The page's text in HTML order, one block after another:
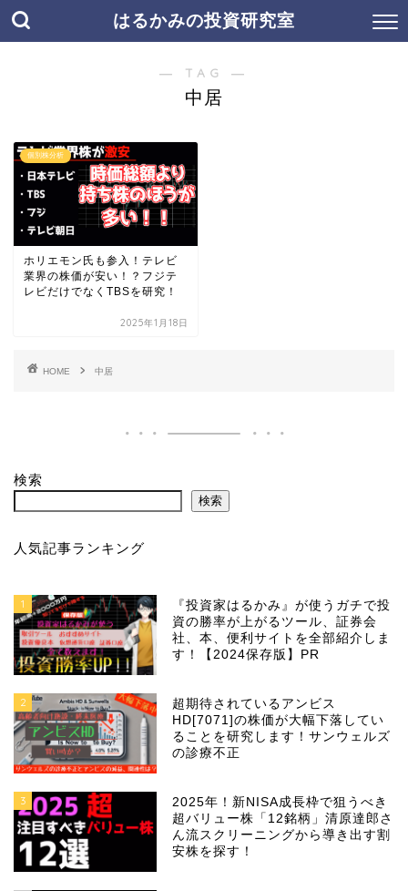
はるかみの投資研究室
― TAG ―
中居
個別株分析
ホリエモン氏も参入！テレビ
業界の株価が安い！？フジテ
レビだけでなくTBSを研究！
2025年1月18日
HOME 中居
検索
検索
人気記事ランキング
1
『投資家はるかみ』が使うガチで投
資の勝率が上がるツール、証券会
社、本、便利サイトを全部紹介しま
す！【2024保存版】PR
2
超期待されているアンビス
HD[7071]の株価が大幅下落してい
ることを研究します！サンウェルズ
の診療不正
3
2025年！新NISA成長枠で狙うべき
超バリュー株「12銘柄」清原達郎さ
ん流スクリーニングから導き出す割
安株を探す！